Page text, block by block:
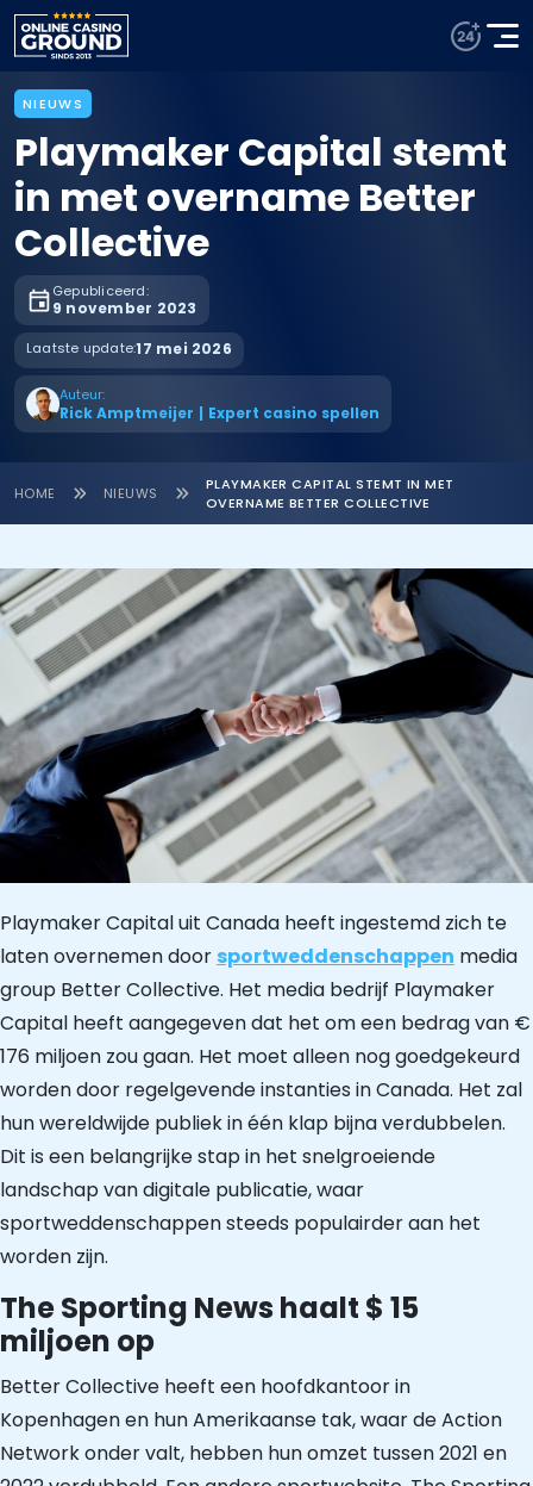
NIEUWS
Playmaker Capital stemt
in met overname Better
Collective
Gepubliceerd:
9 november 2023
Laatste update:17 mei 2026
Auteur:
Rick Amptmeijer | Expert casino spellen
HOME NIEUWS
PLAYMAKER CAPITAL STEMT IN MET
OVERNAME BETTER COLLECTIVE
Playmaker Capital uit Canada heeft ingestemd zich te
laten overnemen door sportweddenschappen media
group Better Collective. Het media bedrijf Playmaker
Capital heeft aangegeven dat het om een bedrag van €
176 miljoen zou gaan. Het moet alleen nog goedgekeurd
worden door regelgevende instanties in Canada. Het zal
hun wereldwijde publiek in één klap bijna verdubbelen.
Dit is een belangrijke stap in het snelgroeiende
landschap van digitale publicatie, waar
sportweddenschappen steeds populairder aan het
worden zijn.
The Sporting News haalt $ 15
miljoen op
Better Collective heeft een hoofdkantoor in
Kopenhagen en hun Amerikaanse tak, waar de Action
Network onder valt, hebben hun omzet tussen 2021 en